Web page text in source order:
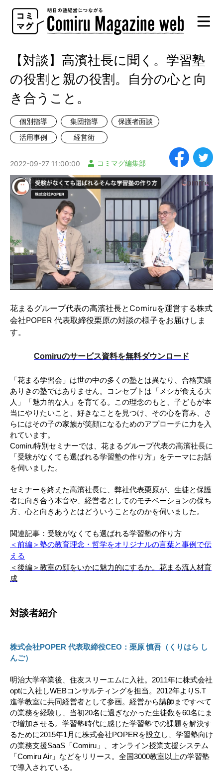
Comiru
Magazine
【対談】高濱社長に聞く。学習塾
の役割と親の役割。自分の心と向
き合うこと。
個別指導 集団指導
保護者面談
活用事例
経営術
2022-09-27 11:00:00 コミマグ編集部
花まるグループ代表の高濱社長とComiruを運営する株式
会社POPER 代表取締役栗原の対談の様子をお届けしま
す。
Comiruのサービス資料を無料ダウンロード
「花まる学習会」は世の中の多くの塾とは異なり、合格実績
ありきの塾ではありません。コンセプトは「メシが食える大
人」「魅力的な人」を育てる。この理念のもと、子どもが本
当にやりたいこと、好きなことを見つけ、その心を育み、さ
らにはその子の家族が笑顔になるためのアプローチに力を入
れています。
Comiru特別セミナーでは、花まるグループ代表の高濱社長に
「受験がなくても選ばれる学習塾の作り方」をテーマにお話
を伺いました。
セミナーを終えた高濱社長に、弊社代表栗原が、生徒と保護
者に向き合う本音や、経営者としてのモチベーションの保ち
方、心と向きあうとはどういうことなのかを伺いました。
関連記事：受験がなくても選ばれる学習塾の作り方
＜前編＞塾の教育理念・哲学をオリジナルの言葉と事例で伝
える
＜後編＞教室の顔をいかに魅力的にするか。花まる流人材育
成
対談者紹介
株式会社POPER 代表取締役CEO：栗原 慎吾（くりはら し
んご）
明治大学卒業後、住友スリーエムに入社。2011年に株式会社
optに入社しWEBコンサルティングを担当。2012年よりS.T
進学教室に共同経営者として参画。経営から講師まですべて
の業務を経験し、当初20名に過ぎなかった生徒数を60名にま
で増加させる。学習塾時代に感じた学習塾での課題を解決す
るために2015年1月に株式会社POPERを設立し、学習塾向け
の業務支援SaaS「Comiru」、オンライン授業支援システム
「Comiru Air」などをリリース。全国3000教室以上の学習塾
で導入されている。